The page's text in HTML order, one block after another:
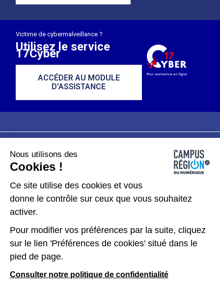
Victime de cybermalveillance ?
Utilisez le service
17Cyber
ACCÉDER AU MODULE
D'ASSISTANCE
Plan du site
Données personnelles
Gérer les cookies
Kit de communication
Accessibilité : partiellement conforme
Nous utilisons des
Cookies !
Ce site utilise des cookies et vous
donne le contrôle sur ceux que vous souhaitez
activer.
Pour modifier vos préférences par la suite, cliquez
sur le lien 'Préférences de cookies' situé dans le
pied de page.
Consulter notre politique de confidentialité